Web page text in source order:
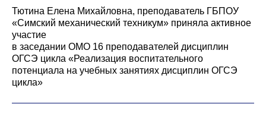
Тютина Елена Михайловна, преподаватель ГБПОУ
«Симский механический техникум» приняла активное
участие
в заседании ОМО 16 преподавателей дисциплин
ОГСЭ цикла «Реализация воспитательного
потенциала на учебных занятиях дисциплин ОГСЭ
цикла»